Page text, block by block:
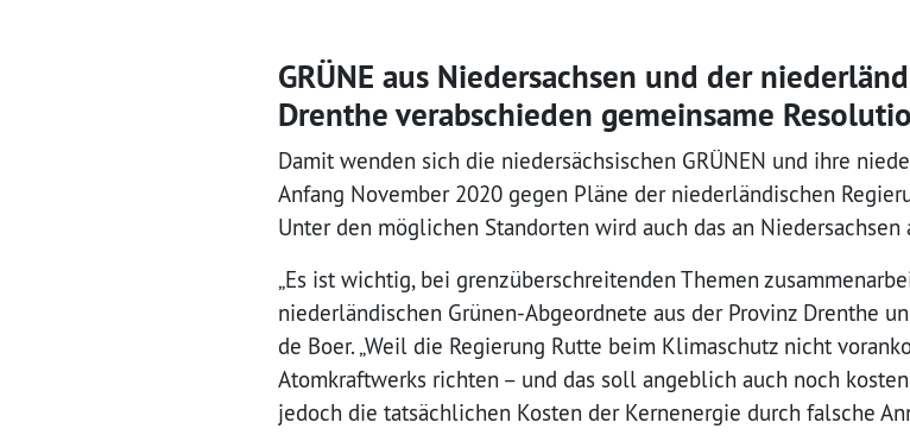
GRÜNE aus Niedersachsen und der
Drenthe verabschieden gemeinsame
Damit wenden sich die niedersächsischen GRÜNEN und ihre
Anfang November 2020 gegen Pläne der niederländischen
Unter den möglichen Standorten wird auch das an Niedersachsen
„Es ist wichtig, bei grenzüberschreitenden Themen
niederländischen Grünen-Abgeordnete aus der Provinz Drenthe
de Boer. „Weil die Regierung Rutte beim Klimaschutz nicht
Atomkraftwerks richten – und das soll angeblich auch noch
jedoch die tatsächlichen Kosten der Kernenergie durch falsche